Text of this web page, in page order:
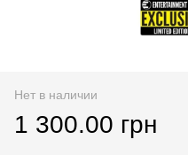
Нет в наличии
1 300.00 грн